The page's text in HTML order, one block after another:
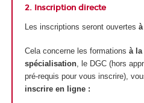
2. Inscription directe
Les inscriptions seront ouvertes
Cela concerne les formations à la
spécialisation, le DGC (hors
pré-requis pour vous inscrire),
inscrire en ligne :